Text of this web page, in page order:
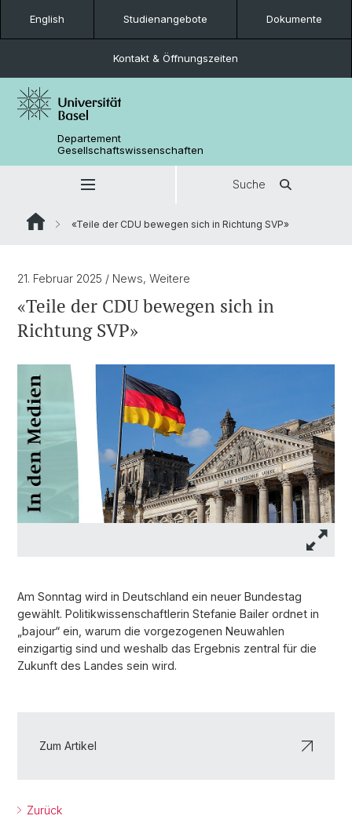
English Studienangebote Dokumente
Kontakt & Öffnungszeiten
Departement
Gesellschaftswissenschaften
Suche
«Teile der CDU bewegen sich in Richtung SVP»
21. Februar 2025 / News, Weitere
«Teile der CDU bewegen sich in
Richtung SVP»
Am Sonntag wird in Deutschland ein neuer Bundestag
gewählt. Politikwissenschaftlerin Stefanie Bailer ordnet in
„bajour“ ein, warum die vorgezogenen Neuwahlen
einzigartig sind und weshalb das Ergebnis zentral für die
Zukunft des Landes sein wird.
Zum Artikel
Zurück